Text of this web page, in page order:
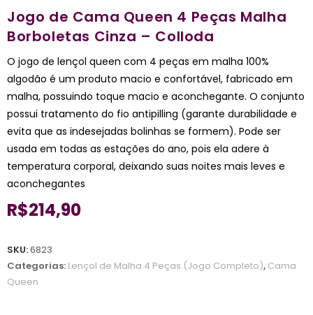
Jogo de Cama Queen 4 Peças Malha
Borboletas Cinza – Colloda
O jogo de lençol queen com 4 peças em malha 100%
algodão é um produto macio e confortável, fabricado em
malha, possuindo toque macio e aconchegante. O conjunto
possui tratamento do fio antipilling (garante durabilidade e
evita que as indesejadas bolinhas se formem). Pode ser
usada em todas as estações do ano, pois ela adere à
temperatura corporal, deixando suas noites mais leves e
aconchegantes
R$214,90
SKU:6823
Categorias: Lençol de Malha 4 Peças (Jogo Completo), Cama
Queen